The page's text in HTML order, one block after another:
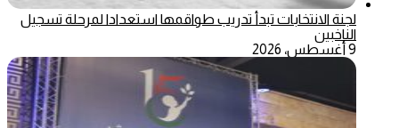
لجنة الانتخابات تبدأ تدريب طواقمها استعدادا لمرحلة تسجيل
الناخبين
9 أغسطس، 2026